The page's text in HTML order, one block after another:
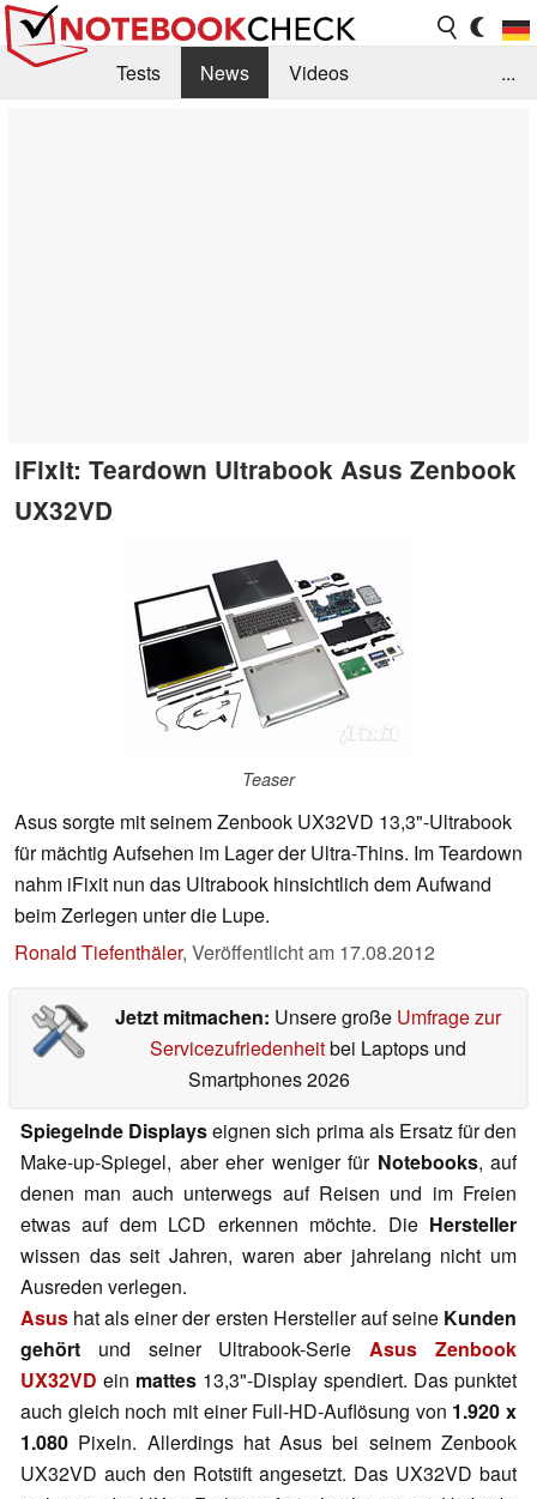
Tests News
Videos
...
iFixit: Teardown Ultrabook Asus Zenbook
UX32VD
Teaser
Asus sorgte mit seinem Zenbook UX32VD 13,3"-Ultrabook
für mächtig Aufsehen im Lager der Ultra-Thins. Im Teardown
nahm iFixit nun das Ultrabook hinsichtlich dem Aufwand
beim Zerlegen unter die Lupe.
Ronald Tiefenthäler, Veröffentlicht am 17.08.2012
Jetzt mitmachen: Unsere große Umfrage zur
Servicezufriedenheitbei Laptops und
Smartphones 2026
Spiegelnde Displayseignen sich prima als Ersatz für den
Make-up-Spiegel, aber eher weniger für Notebooks, auf
denen man auch unterwegs auf Reisen und im Freien
etwas auf dem LCD erkennen möchte. Die Hersteller
wissen das seit Jahren, waren aber jahrelang nicht um
Ausreden verlegen.
Asus hat als einer der ersten Hersteller auf seine Kunden
gehört und seiner Ultrabook-SerieAsus Zenbook
UX32VD ein mattes 13,3"-Display spendiert. Das punktet
auch gleich noch mit einer Full-HD-Auflösung von 1.920 x
1.080 Pixeln. Allerdings hat Asus bei seinem Zenbook
UX32VD auch den Rotstift angesetzt. Das UX32VD baut